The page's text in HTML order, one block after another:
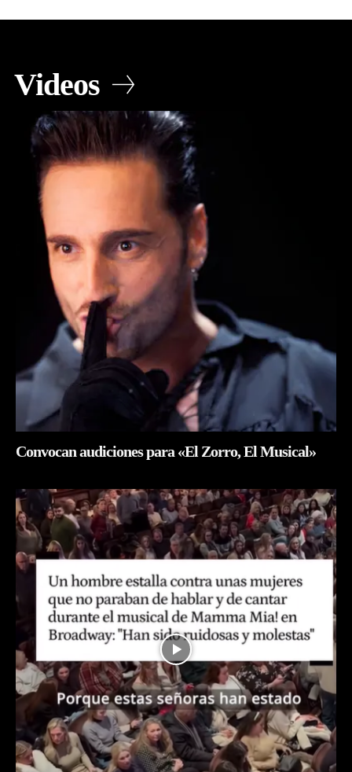
Videos
Convocan audiciones para «El Zorro, El Musical»